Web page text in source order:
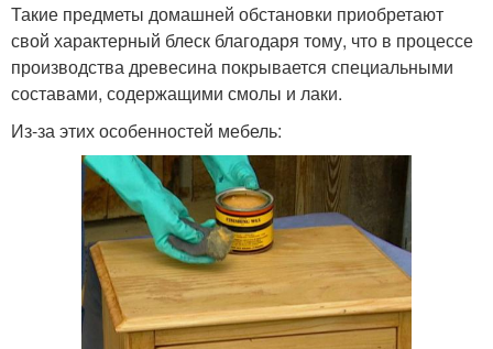
Такие предметы домашней обстановки приобретают
свой характерный блеск благодаря тому, что в процессе
производства древесина покрывается специальными
составами, содержащими смолы и лаки.
Из-за этих особенностей мебель: